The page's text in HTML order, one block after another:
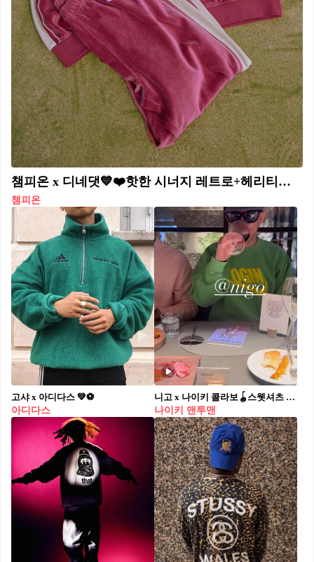
챔피온 x 디네댓💙❤️핫한 시너지 레트로+헤리티지 가을 셋업, 스웻셔츠🗓️9/22(금) @챙겨 #광고 챔피온은 디스이즈네버댓과 콜라보해 최초로 한국, 중국, 대만, 홍콩, 일본 5개국에서 동시 발매되는 컬렉션을 오늘 9월 22일 선보입니다. 스포츠팀 선수가 경기 중이 아닌 때에 입는 의류, 악세서리 라인을 모티브로 하는 ‘SIDELINE GEAR(사이드라인 기어)’을 메인 테마로 구성한 이번 콜라보 컬렉션은 디스이즈네버댓의 감각적인 핏, 디자인과 헤리티지 가득한 챔피온이 만나 두 브랜드의 정체성을 함께 즐길 수 있는 아이템들로 구성한 것이 특징인데요. 레트로 컨셉에 맞는 벨루아 소재의 셋업과 챔피온을 대표하는 리버스위브 아이템 등 총 7가지 스타일로 구성되었으며 오늘 22일부터 챔피온, 디스이즈네버댓의 공식 온라인몰과 전국 오프라인 매장에서 만나 볼 수 있습니다.🔥
챔피온
고샤 x 아디다스 💚⚽️
아디다스
니고 x 나이키 콜라보🪀스웻셔츠 프리뷰
나이키 맨투맨